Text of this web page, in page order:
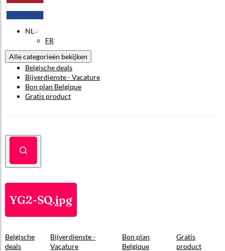
NL
FR
Alle categorieën bekijken
Belgische deals
Bijverdienste - Vacature
Bon plan Belgique
Gratis product
YG2-SQ.jpg
Belgische
deals
Bijverdienste -
Vacature
Bon plan
Belgique
Gratis
product